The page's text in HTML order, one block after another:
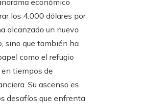
económico
los 4.000 dólares por
alcanzado un nuevo
sino que también ha
como el refugio
tiempos de
Su ascenso es
desafíos que enfrenta